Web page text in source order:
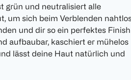
grün und neutralisiert alle
um sich beim Verblenden
und dir so ein perfektes Finish
aufbaubar, kaschiert er mühelos
lässt deine Haut natürlich und